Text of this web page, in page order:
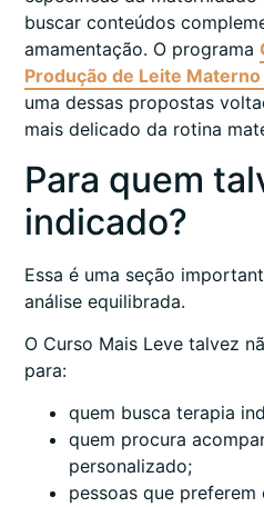
buscar conteúdos
amamentação. O programa
Produção de Leite
uma dessas propostas
mais delicado da rotina
Para quem
indicado?
Essa é uma seção
análise equilibrada.
O Curso Mais Leve talvez
para:
quem busca terapia
quem procura
personalizado;
pessoas que preferem